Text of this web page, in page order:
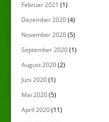
Februar 2021 (1)
Dezember 2020(4)
November 2020(5)
September 2020(1)
August 2020(2)
Juni 2020(1)
Mai 2020(5)
April 2020(11)